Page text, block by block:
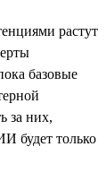
растут
базовые
за них,
будет только